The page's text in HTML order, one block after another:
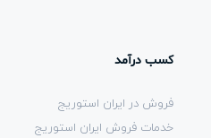
کسب درآمد
فروش در ایران استوریج
خدمات فروش ایران استوریج